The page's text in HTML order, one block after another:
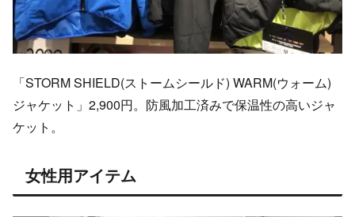
「STORM SHIELD(ストームシールド) WARM(ウォーム)
ジャケット」2,900円。防風加工済みで保温性の高いジャ
ケット。
女性用アイテム